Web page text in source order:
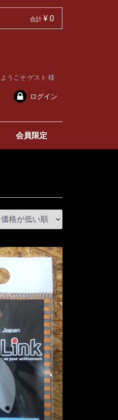
合計 ¥ 0
ようこそ ゲスト 様
ログイン
会員限定